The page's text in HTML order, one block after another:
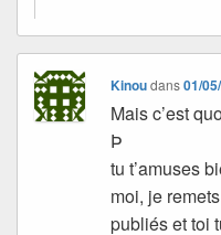
Kinoudans01/
Mais c’est
Þ
tu t’amuses
moi, je
publiés et toi